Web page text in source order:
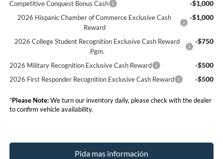
Competitive Conquest Bonus Cash
-$1,000
2026 Hispanic Chamber of Commerce Exclusive Cash
Reward
-$1,000
2026 College Student Recognition Exclusive Cash Reward
Pgm.
-$750
2026 Military Recognition Exclusive Cash Reward -$500
2026 First Responder Recognition Exclusive Cash Reward -$500
*Please Note:We turn our inventory daily, please check with the dealer
to confirm vehicle availability.
Pida mas información